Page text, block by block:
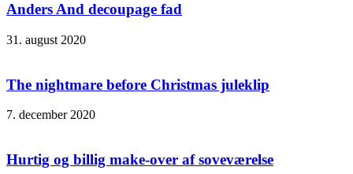
Anders And decoupage fad
31. august 2020
The nightmare before Christmas juleklip
7. december 2020
Hurtig og billig make-over af soveværelse